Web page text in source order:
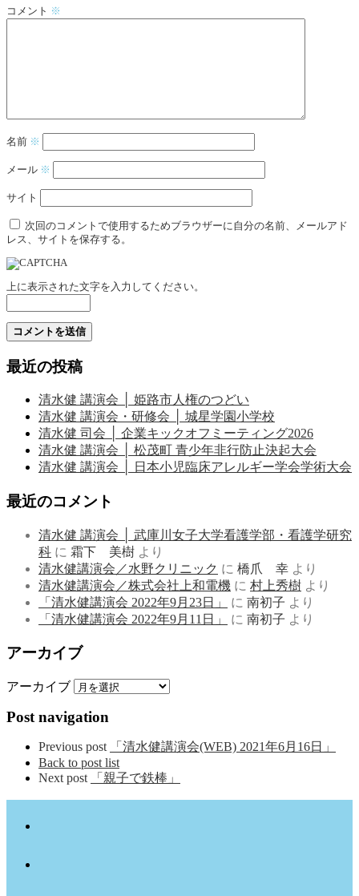
コメント ※
名前 ※
メール ※
サイト
次回のコメントで使用するためブラウザーに自分の名前、メールアド
レス、サイトを保存する。
上に表示された文字を入力してください。
最近の投稿
清水健 講演会 │ 姫路市人権のつどい
清水健 講演会・研修会 │ 城星学園小学校
清水健 司会 │ 企業キックオフミーティング2026
清水健 講演会 │ 松茂町 青少年非行防止決起大会
清水健 講演会 │ 日本小児臨床アレルギー学会学術大会
最近のコメント
清水健 講演会 │ 武庫川女子大学看護学部・看護学研究
科 に 霜下 美樹 より
清水健講演会／水野クリニック に 橋爪 幸 より
清水健講演会／株式会社上和電機 に 村上秀樹 より
「清水健講演会 2022年9月23日」
に 南初子 より
「清水健講演会 2022年9月11日」
に 南初子 より
アーカイブ
アーカイブ
Post navigation
Previous post
「清水健講演会(WEB) 2021年6月16日」
Back to post list
Next post
「親子で鉄棒」